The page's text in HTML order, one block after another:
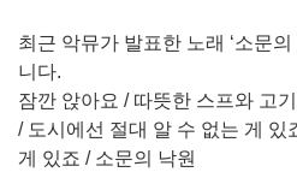
최근 악뮤가 발표한 노래 ‘소문
니다.
잠깐 앉아요 / 따뜻한 스프와 고
/ 도시에선 절대 알 수 없는 게 있
게 있죠 / 소문의 낙원